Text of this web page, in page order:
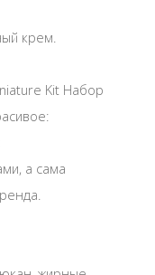
крем.
Kit Набор
а сама